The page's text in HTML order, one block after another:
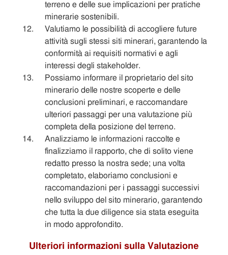
terreno e delle sue implicazioni per pratiche
minerarie sostenibili.
Valutiamo le possibilità di accogliere future
attività sugli stessi siti minerari, garantendo la
conformità ai requisiti normativi e agli
interessi degli stakeholder.
Possiamo informare il proprietario del sito
minerario delle nostre scoperte e delle
conclusioni preliminari, e raccomandare
ulteriori passaggi per una valutazione più
completa della posizione del terreno.
Analizziamo le informazioni raccolte e
finalizziamo il rapporto, che di solito viene
redatto presso la nostra sede; una volta
completato, elaboriamo conclusioni e
raccomandazioni per i passaggi successivi
nello sviluppo del sito minerario, garantendo
che tutta la due diligence sia stata eseguita
in modo approfondito.
Ulteriori informazioni sulla Valutazione